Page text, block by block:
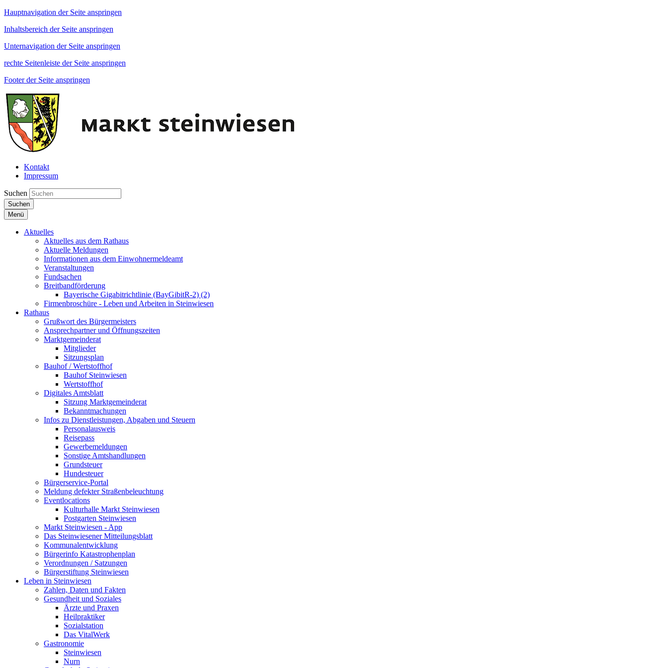
Hauptnavigation der Seite anspringen
Inhaltsbereich der Seite anspringen
Unternavigation der Seite anspringen
rechte Seitenleiste der Seite anspringen
Footer der Seite anspringen
Kontakt
Impressum
Suchen
Suchen
Menü
Aktuelles
Aktuelles aus dem Rathaus
Aktuelle Meldungen
Informationen aus dem Einwohnermeldeamt
Veranstaltungen
Fundsachen
Breitbandförderung
Bayerische Gigabitrichtlinie (BayGibitR-2) (2)
Firmenbroschüre - Leben und Arbeiten in Steinwiesen
Rathaus
Grußwort des Bürgermeisters
Ansprechpartner und Öffnungszeiten
Marktgemeinderat
Mitglieder
Sitzungsplan
Bauhof / Wertstoffhof
Bauhof Steinwiesen
Wertstoffhof
Digitales Amtsblatt
Sitzung Marktgemeinderat
Bekanntmachungen
Infos zu Dienstleistungen, Abgaben und Steuern
Personalausweis
Reisepass
Gewerbemeldungen
Sonstige Amtshandlungen
Grundsteuer
Hundesteuer
Bürgerservice-Portal
Meldung defekter Straßenbeleuchtung
Eventlocations
Kulturhalle Markt Steinwiesen
Postgarten Steinwiesen
Markt Steinwiesen - App
Das Steinwiesener Mitteilungsblatt
Kommunalentwicklung
Bürgerinfo Katastrophenplan
Verordnungen / Satzungen
Bürgerstiftung Steinwiesen
Leben in Steinwiesen
Zahlen, Daten und Fakten
Gesundheit und Soziales
Ärzte und Praxen
Heilpraktiker
Sozialstation
Das VitalWerk
Gastronomie
Steinwiesen
Nurn